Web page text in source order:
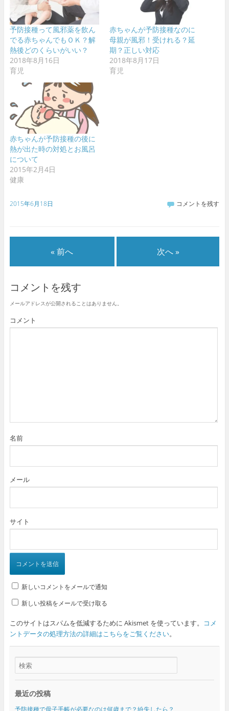
予防接種って風邪薬を飲ん
でる赤ちゃんでもＯＫ？解
熱後どのくらいがいい？
2018年8月16日
育児
赤ちゃんが予防接種なのに
母親が風邪！受けれる？延
期？正しい対応
2018年8月17日
育児
赤ちゃんが予防接種の後に
熱が出た時の対処とお風呂
について
2015年2月4日
健康
2015年6月18日 コメントを残す
« 前へ 次へ »
コメントを残す
メールアドレスが公開されることはありません。
コメント
名前
メール
サイト
新しいコメントをメールで通知
新しい投稿をメールで受け取る
このサイトはスパムを低減するために Akismet を使っています。
コメ
ントデータの処理方法の詳細はこちらをご覧ください。
最近の投稿
予防接種で母子手帳が必要なのは何歳まで？紛失したら？